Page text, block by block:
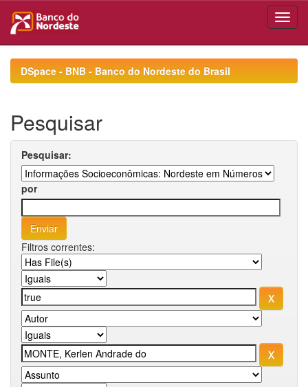
navigationDSpace - BNB - Banco do Nordeste do Brasil
Pesquisar
Pesquisar:
por
Filtros correntes: